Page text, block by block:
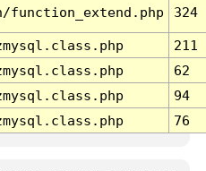
324
211
62
94
76